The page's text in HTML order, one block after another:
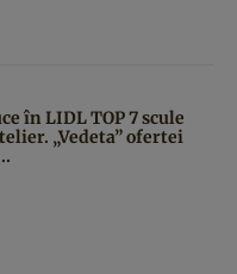
în LIDL TOP 7 scule
„Vedeta” ofertei